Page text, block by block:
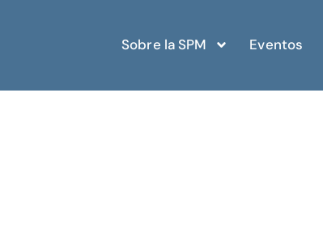
Sobre la SPM Eventos